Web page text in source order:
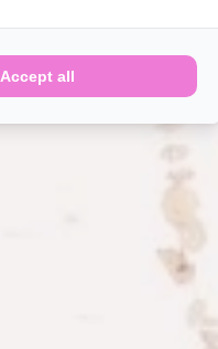
Accept all